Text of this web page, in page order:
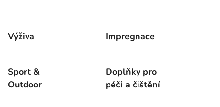
Výživa Impregnace
Sport &
Outdoor
Doplňky pro
péči a čištění